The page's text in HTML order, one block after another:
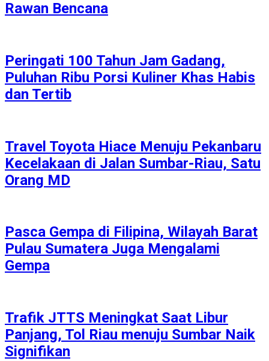
Rawan Bencana
Peringati 100 Tahun Jam Gadang,
Puluhan Ribu Porsi Kuliner Khas Habis
dan Tertib
Travel Toyota Hiace Menuju Pekanbaru
Kecelakaan di Jalan Sumbar-Riau, Satu
Orang MD
Pasca Gempa di Filipina, Wilayah Barat
Pulau Sumatera Juga Mengalami
Gempa
Trafik JTTS Meningkat Saat Libur
Panjang, Tol Riau menuju Sumbar Naik
Signifikan